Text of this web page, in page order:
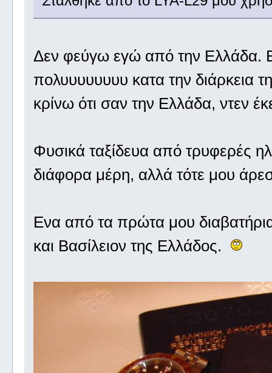
Δεν φεύγω εγώ από την Ελλάδα.
πολυυυυυυυυ κατα την διάρκεια
κρίνω ότι σαν την Ελλάδα, ντεν
Φυσικά ταξίδευα από τρυφερές
διάφορα μέρη, αλλά τότε μου
Ενα από τα πρώτα μου
και Βασίλειον της Ελλάδος.